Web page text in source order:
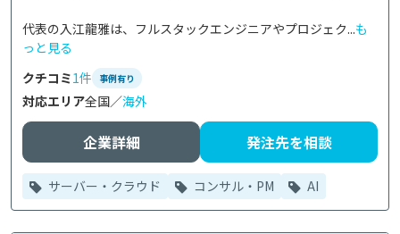
代表の入江龍雅は、フルスタックエンジニアやプロジェク...も
っと見る
クチコミ1件 事例有り
対応エリア全国／海外
企業詳細 発注先を相談
サーバー・クラウド コンサル・PM AI